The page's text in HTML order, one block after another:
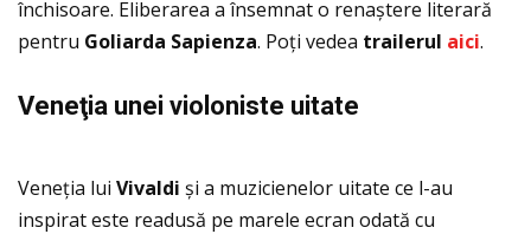
închisoare. Eliberarea a însemnat o renaștere literară
pentru Goliarda Sapienza. Poţi vedea trailerul aici.
Veneţia unei violoniste uitate
Veneţia lui Vivaldi și a muzicienelor uitate ce l-au
inspirat este readusă pe marele ecran odată cu